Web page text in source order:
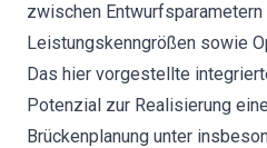
zwischen
Leistungskenngrößen sowie
Das hier vorgestellte
Potenzial zur Realisierung
Brückenplanung unter